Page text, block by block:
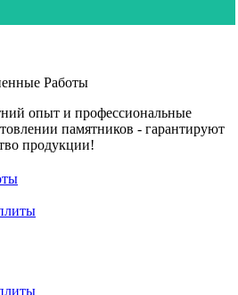
Работы
опыт и профессиональные
памятников - гарантируют
продукции!